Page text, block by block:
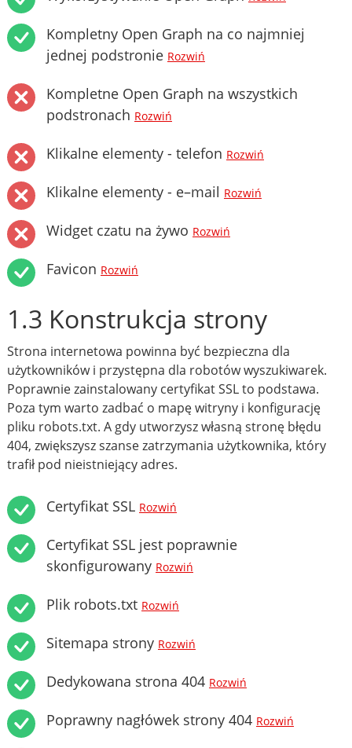
Kompletny Open Graph na co najmniej
jednej podstronie Rozwiń
Kompletne Open Graph na wszystkich
podstronach Rozwiń
Klikalne elementy - telefon Rozwiń
Klikalne elementy - e–mail Rozwiń
Widget czatu na żywo Rozwiń
Favicon Rozwiń
1.3 Konstrukcja strony
Strona internetowa powinna być bezpieczna dla
użytkowników i przystępna dla robotów wyszukiwarek.
Poprawnie zainstalowany certyfikat SSL to podstawa.
Poza tym warto zadbać o mapę witryny i konfigurację
pliku robots.txt. A gdy utworzysz własną stronę błędu
404, zwiększysz szanse zatrzymania użytkownika, który
trafił pod nieistniejący adres.
Certyfikat SSL Rozwiń
Certyfikat SSL jest poprawnie
skonfigurowany Rozwiń
Plik robots.txt Rozwiń
Sitemapa strony Rozwiń
Dedykowana strona 404 Rozwiń
Poprawny nagłówek strony 404 Rozwiń